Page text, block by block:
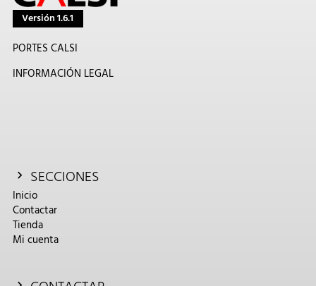
Versión 1.6.1
PORTES CALSI
INFORMACIÓN LEGAL
SECCIONES
Inicio
Contactar
Tienda
Mi cuenta